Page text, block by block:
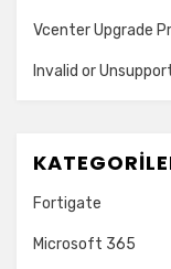
Vcenter Upgrade
Invalid or
Fortigate
Microsoft 365